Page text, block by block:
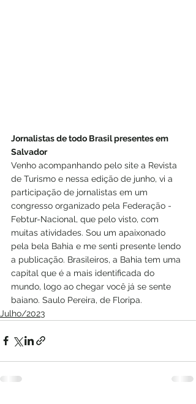
Jornalistas de todo Brasil presentes em
Salvador
Venho acompanhando pelo site a Revista
de Turismo e nessa edição de junho, vi a
participação de jornalistas em um
congresso organizado pela Federação -
Febtur-Nacional, que pelo visto, com
muitas atividades. Sou um apaixonado
pela bela Bahia e me senti presente lendo
a publicação. Brasileiros, a Bahia tem uma
capital que é a mais identificada do
mundo, logo ao chegar você já se sente
baiano. Saulo Pereira, de Floripa.
Julho/2023